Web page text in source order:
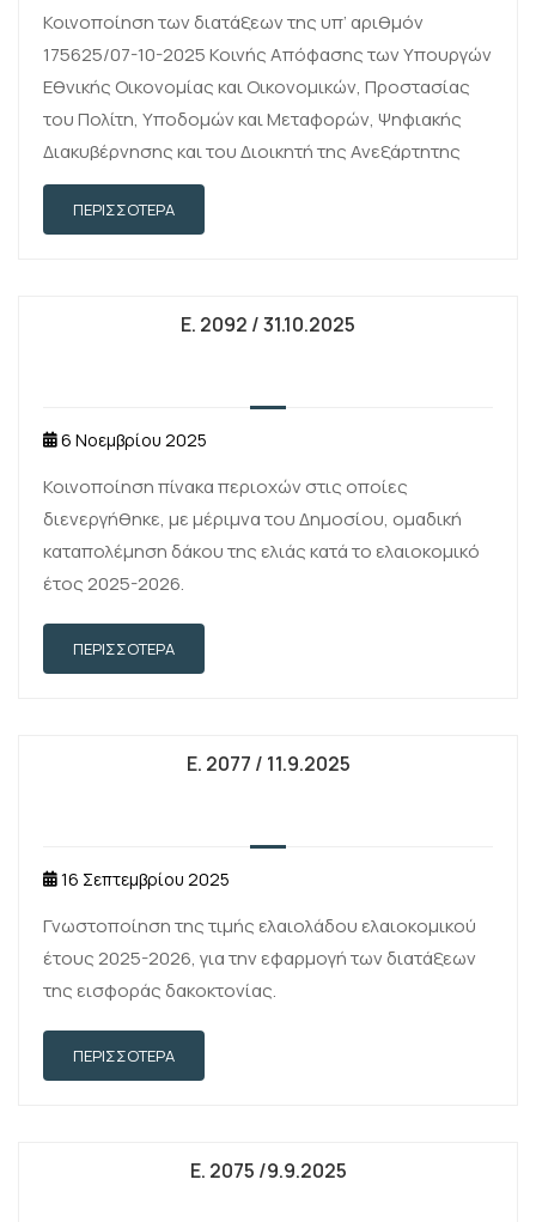
Κοινοποίηση των διατάξεων της υπ’ αριθμόν
175625/07-10-2025 Κοινής Απόφασης των Υπουργών
Εθνικής Οικονομίας και Οικονομικών, Προστασίας
του Πολίτη, Υποδομών και Μεταφορών, Ψηφιακής
Διακυβέρνησης και του Διοικητή της Ανεξάρτητης
Αρχής Δημοσίων Εσόδων με θέμα «Ειδικότερες
διαδικασίες διασταύρωσης δεδομένων των
ΠΕΡΙΣΣΌΤΕΡΑ
E. 2092 / 31.10.2025
6 Νοεμβρίου 2025
Κοινοποίηση πίνακα περιοχών στις οποίες
διενεργήθηκε, με μέριμνα του Δημοσίου, ομαδική
καταπολέμηση δάκου της ελιάς κατά το ελαιοκομικό
έτος 2025-2026.
ΠΕΡΙΣΣΌΤΕΡΑ
Ε. 2077 / 11.9.2025
16 Σεπτεμβρίου 2025
Γνωστοποίηση της τιμής ελαιολάδου ελαιοκομικού
έτους 2025-2026, για την εφαρμογή των διατάξεων
της εισφοράς δακοκτονίας.
ΠΕΡΙΣΣΌΤΕΡΑ
Ε. 2075 /9.9.2025